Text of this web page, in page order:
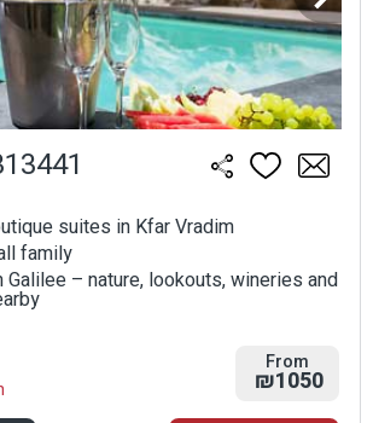
suites in Kfar Vradim
family
Galilee – nature, lookouts, wineries and
From
₪1050